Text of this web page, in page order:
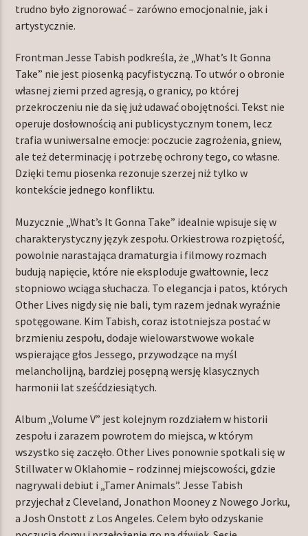
NASTĘPNIE W RAMÓWCE
INDIE ORBIT
Radio Orbit
trudno było zignorować – zarówno emocjonalnie, jak i
artystycznie.
Frontman Jesse Tabish podkreśla, że „What’s It Gonna
Take” nie jest piosenką pacyfistyczną. To utwór o obronie
własnej ziemi przed agresją, o granicy, po której
przekroczeniu nie da się już udawać obojętności. Tekst nie
operuje dosłownością ani publicystycznym tonem, lecz
trafia w uniwersalne emocje: poczucie zagrożenia, gniew,
ale też determinację i potrzebę ochrony tego, co własne.
Dzięki temu piosenka rezonuje szerzej niż tylko w
kontekście jednego konfliktu.
Muzycznie „What’s It Gonna Take” idealnie wpisuje się w
charakterystyczny język zespołu. Orkiestrowa rozpiętość,
powolnie narastająca dramaturgia i filmowy rozmach
budują napięcie, które nie eksploduje gwałtownie, lecz
stopniowo wciąga słuchacza. To elegancja i patos, których
Other Lives nigdy się nie bali, tym razem jednak wyraźnie
spotęgowane. Kim Tabish, coraz istotniejsza postać w
brzmieniu zespołu, dodaje wielowarstwowe wokale
wspierające głos Jessego, przywodzące na myśl
melancholijną, bardziej posępną wersję klasycznych
harmonii lat sześćdziesiątych.
Album „Volume V” jest kolejnym rozdziałem w historii
zespołu i zarazem powrotem do miejsca, w którym
wszystko się zaczęło. Other Lives ponownie spotkali się w
Stillwater w Oklahomie – rodzinnej miejscowości, gdzie
nagrywali debiut i „Tamer Animals”. Jesse Tabish
przyjechał z Cleveland, Jonathon Mooney z Nowego Jorku,
a Josh Onstott z Los Angeles. Celem było odzyskanie